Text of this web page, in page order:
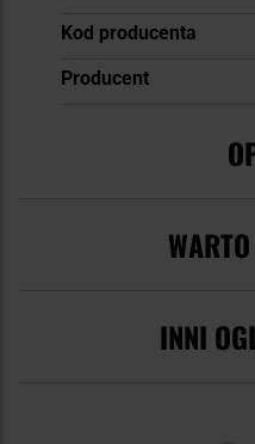
Kod producenta
Producent
INNI